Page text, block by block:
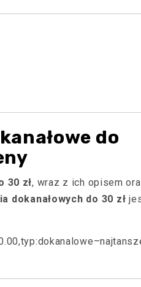
do
30 zł, wraz z ich opisem
dokanałowych do 30 zł